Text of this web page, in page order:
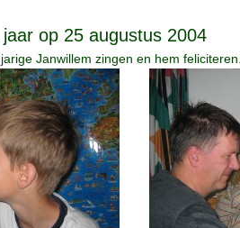
op 25 augustus 2004
Janwillem zingen en hem